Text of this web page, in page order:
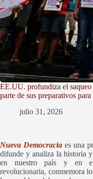
EE.UU. profundiza el
parte de sus preparativos
julio 31, 2026
Nueva Democracia es una
difunde y analiza la historia
en nuestro país y en
revolucionaria, conmemora